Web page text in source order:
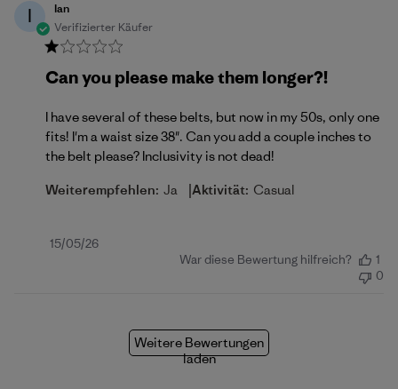
I
Ian
Verifizierter Käufer
Can you please make them longer?!
I have several of these belts, but now in my 50s, only one
fits! I'm a waist size 38". Can you add a couple inches to
the belt please? Inclusivity is not dead!
Weiterempfehlen: Ja |Aktivität: Casual
Veröffentlichungsdatum
15/05/26
War diese Bewertung hilfreich?
1
0
Weitere Bewertungen
laden